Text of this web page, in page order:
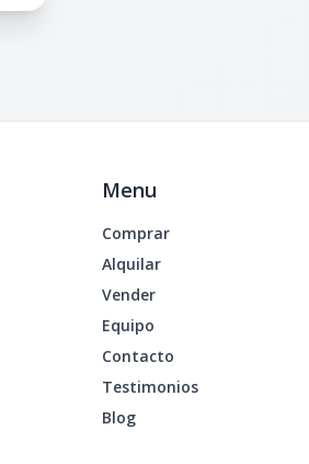
Menu
Comprar
Alquilar
Vender
Equipo
Contacto
Testimonios
Blog